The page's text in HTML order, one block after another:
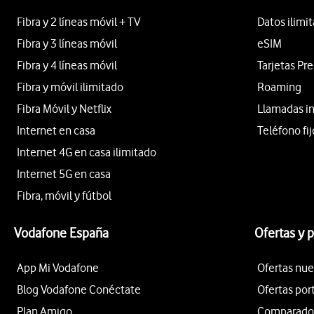
Fibra y 2 líneas móvil + TV
Fibra y 3 líneas móvil
Fibra y 4 líneas móvil
Fibra y móvil ilimitado
Fibra Móvil y Netflix
Internet en casa
Internet 4G en casa ilimitado
Internet 5G en casa
Fibra, móvil y fútbol
Datos
eSIM
Tarjetas
Roaming
Llamadas
Teléfono
Vodafone España
App Mi Vodafone
Blog Vodafone Conéctate
Plan Amigo
Ofertas y
Ofertas
Ofertas